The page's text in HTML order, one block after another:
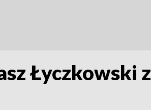
Łyczkowski z